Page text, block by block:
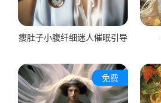
瘦肚子小腹纤细迷人催眠引导
免费